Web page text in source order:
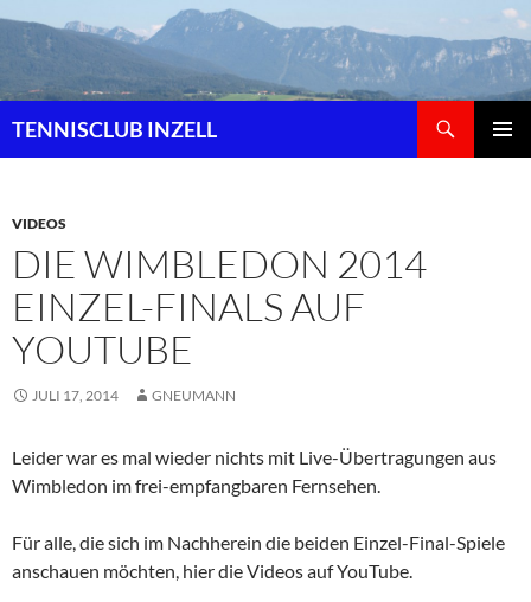
Zum
Inhalt
TENNISCLUB INZELL
VIDEOS
DIE WIMBLEDON 2014
EINZEL-FINALS AUF
YOUTUBE
JULI 17, 2014 GNEUMANN
Leider war es mal wieder nichts mit Live-Übertragungen aus
Wimbledon im frei-empfangbaren Fernsehen.
Für alle, die sich im Nachherein die beiden Einzel-Final-Spiele
anschauen möchten, hier die Videos auf YouTube.